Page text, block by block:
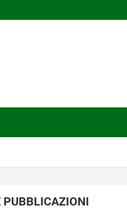
PUBBLICAZIONI